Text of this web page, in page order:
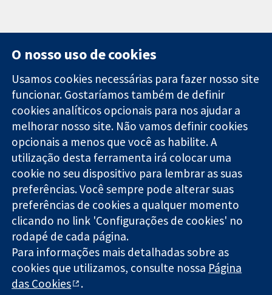
Evidências
confiáveis.
Decisões
informadas.
Melhor saúde.
11-13 Cavendish
Square
Londres
W1G 0AN
Reino Unido
Contato
Notícias
Assessoria de
imprensa
Sobre nós
Cochrane
Library
A Cochrane Collaboration é uma organização sem fins lucrativos
(caridade nº 1045921) e uma empresa limitada por garantia (nº
03044323) registrada na Inglaterra e no País de Gales.
Copyright © 2026 The Cochrane Collaboration
O nosso uso de cookies
Usamos cookies necessárias para fazer nosso site
funcionar. Gostaríamos também de definir
cookies analíticos opcionais para nos ajudar a
melhorar nosso site. Não vamos definir cookies
opcionais a menos que você as habilite. A
utilização desta ferramenta irá colocar uma
cookie no seu dispositivo para lembrar as suas
preferências. Você sempre pode alterar suas
preferências de cookies a qualquer momento
clicando no link 'Configurações de cookies' no
rodapé de cada página.
Para informações mais detalhadas sobre as
cookies que utilizamos, consulte nossa Página
das Cookies
.